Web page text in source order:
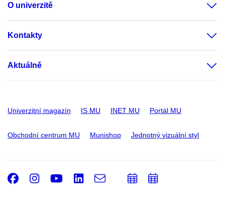
O univerzitě
Kontakty
Aktuálně
Univerzitní magazín IS MU INET MU Portál MU
Obchodní centrum MU Munishop Jednotný vizuální styl
Facebook
Instagram
Youtube
LinkedIn
e-
Email
PřidatPřidat